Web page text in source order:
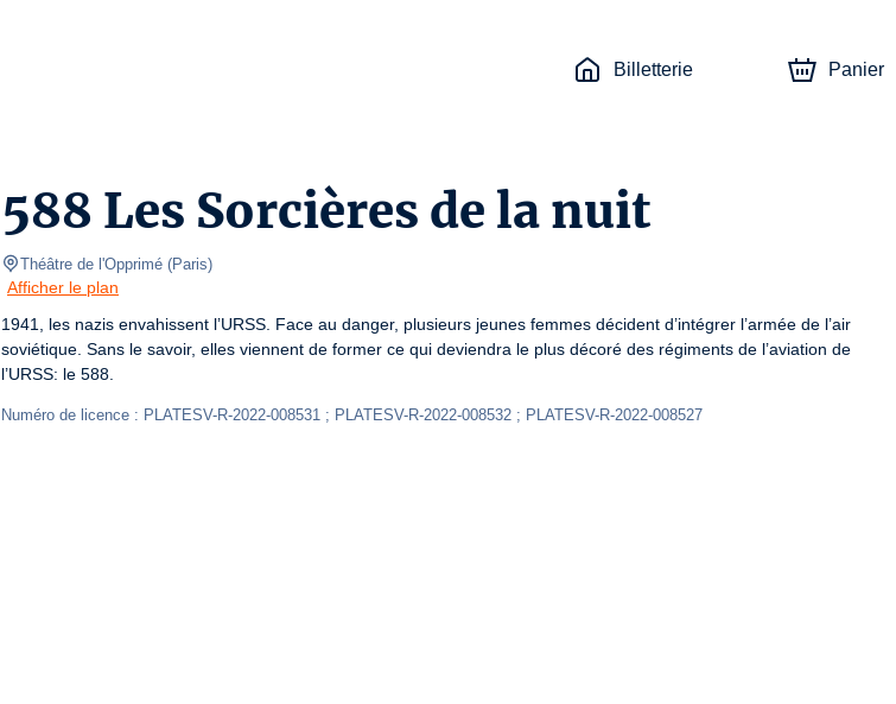
Billetterie Panier
588 Les Sorcières de la nuit
Théâtre de l'Opprimé (Paris)
Afficher le plan
1941, les nazis envahissent l’URSS. Face au danger, plusieurs jeunes femmes décident d’intégrer l’armée de l’air
soviétique. Sans le savoir, elles viennent de former ce qui deviendra le plus décoré des régiments de l’aviation de
l’URSS: le 588.
Numéro de licence : PLATESV-R-2022-008531 ; PLATESV-R-2022-008532 ; PLATESV-R-2022-008527